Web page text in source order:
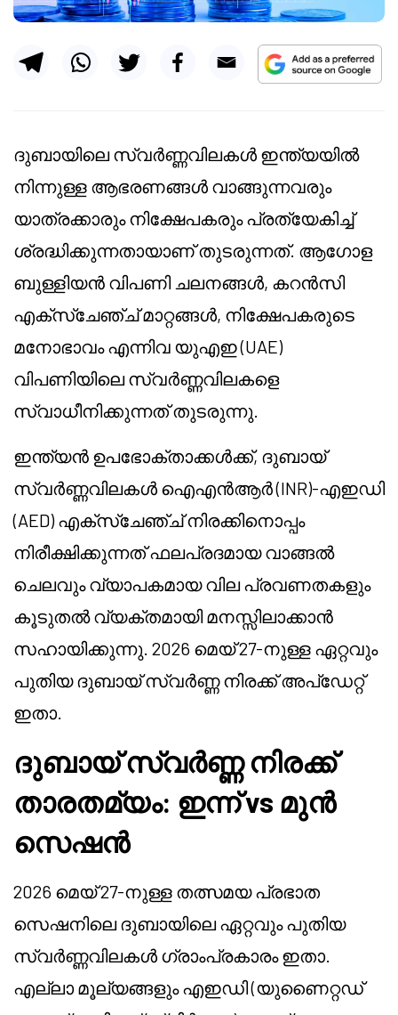
ദുബായിലെ സ്വർണ്ണവിലകൾ ഇന്ത്യയിൽ
നിന്നുള്ള ആഭരണങ്ങൾ വാങ്ങുന്നവരും
യാത്രക്കാരും നിക്ഷേപകരും പ്രത്യേകിച്ച്
ശ്രദ്ധിക്കുന്നതായാണ് തുടരുന്നത്. ആഗോള
ബുള്ളിയൻ വിപണി ചലനങ്ങൾ, കറൻസി
എക്സ്ചേഞ്ച് മാറ്റങ്ങൾ, നിക്ഷേപകരുടെ
മനോഭാവം എന്നിവ യുഎഇ (UAE)
വിപണിയിലെ സ്വർണ്ണവിലകളെ
സ്വാധീനിക്കുന്നത് തുടരുന്നു.
ഇന്ത്യൻ ഉപഭോക്താക്കൾക്ക്, ദുബായ്
സ്വർണ്ണവിലകൾ ഐഎൻആർ (INR)-എഇഡി
(AED) എക്സ്ചേഞ്ച് നിരക്കിനൊപ്പം
നിരീക്ഷിക്കുന്നത് ഫലപ്രദമായ വാങ്ങൽ
ചെലവും വ്യാപകമായ വില പ്രവണതകളും
കൂടുതൽ വ്യക്തമായി മനസ്സിലാക്കാൻ
സഹായിക്കുന്നു. 2026 മെയ് 27-നുള്ള ഏറ്റവും
പുതിയ ദുബായ് സ്വർണ്ണ നിരക്ക് അപ്ഡേറ്റ്
ഇതാ.
ദുബായ് സ്വർണ്ണ നിരക്ക്
താരതമ്യം: ഇന്ന് vs മുൻ
സെഷൻ
2026 മെയ് 27-നുള്ള തത്സമയ പ്രഭാത
സെഷനിലെ ദുബായിലെ ഏറ്റവും പുതിയ
സ്വർണ്ണവിലകൾ ഗ്രാംപ്രകാരം ഇതാ.
എല്ലാ മൂല്യങ്ങളും എഇഡി (യുണൈറ്റഡ്